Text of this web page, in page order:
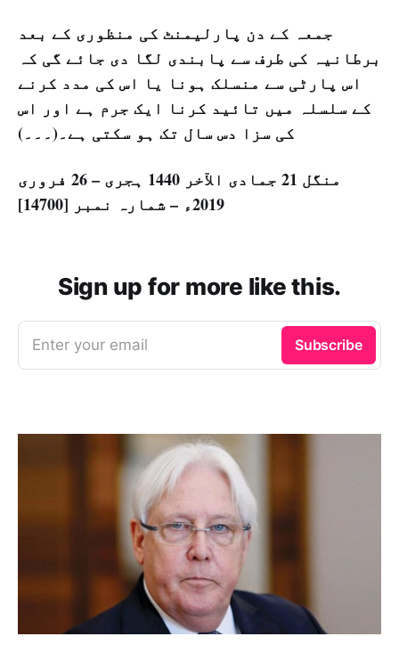
جمعہ کے دن پارلیمنٹ کی منظوری کے بعد
برطانیہ کی طرف سے پابندی لگا دی جائے گی کہ
اس پارٹی سے منسلک ہونا یا اس کی مدد کرنے
کے سلسلہ میں تائید کرنا ایک جرم ہے اور اس
کی سزا دس سال تک ہو سکتی ہے۔(۔۔۔)
منگل 21 جمادی الآخر 1440 ہجری – 26 فروری
2019ء – شمارہ نمبر [14700]
Sign up for more like this.
Enter your email Subscribe